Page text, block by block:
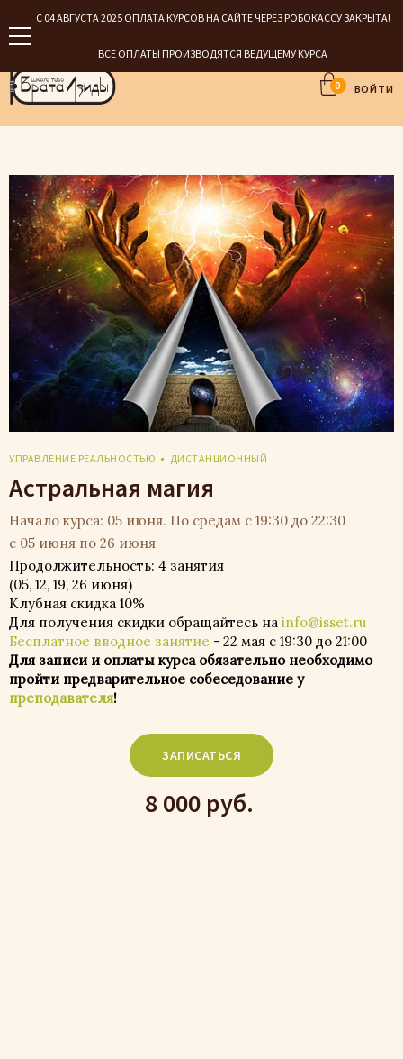
С 04 АВГУСТА 2025 ОПЛАТА КУРСОВ НА САЙТЕ ЧЕРЕЗ РОБОКАССУ ЗАКРЫТА!
ВСЕ ОПЛАТЫ ПРОИЗВОДЯТСЯ ВЕДУЩЕМУ КУРСА
0 ВОЙТИ
УПРАВЛЕНИЕ РЕАЛЬНОСТЬЮ ДИСТАНЦИОННЫЙ
Астральная магия
Начало курса: 05 июня. По средам с 19:30 до 22:30
с 05 июня по 26 июня
ЗАПИСАТЬСЯ
8 000 руб.
Продолжительность: 4 занятия
(05, 12, 19, 26 июня)
Клубная скидка 10%
Для получения скидки обращайтесь на info@isset.ru
Бесплатное вводное занятие - 22 мая с 19:30 до 21:00
Для записи и оплаты курса обязательно необходимо
пройти предварительное собеседование у
преподавателя!